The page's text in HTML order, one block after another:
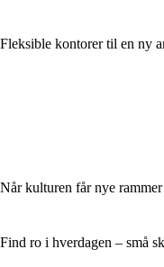
Fleksible kontorer til en ny
Når kulturen får nye
Find ro i hverdagen – små